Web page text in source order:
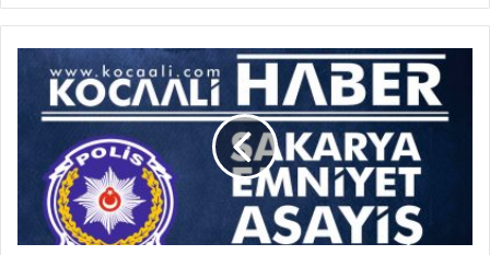
Şubat
Sakarya
Emniyet
Asayiş